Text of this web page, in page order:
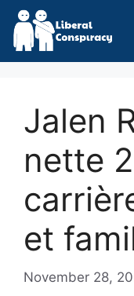
Skip
content
Jalen
nette
et
November 28,